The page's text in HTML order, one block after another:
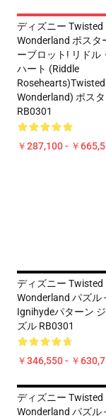
ディズニー Twisted
Wonderland ポスタ
ーブロット! リドル
ハート (Riddle
Rosehearts)Twisted
Wonderland) ポス
RB0301
￥287,100 - ￥
ディズニー Twisted
Wonderland パズル
Ignihydeパターン
ズル RB0301
￥346,550 - ￥
ディズニー Twisted
Wonderland パズル -